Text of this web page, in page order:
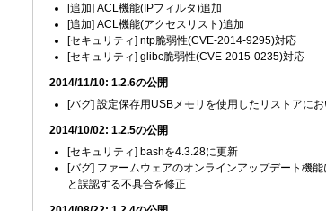
[追加] ACL機能(IPフィルタ)追加
[追加] ACL機能(アクセスリスト)追加
[セキュリティ] ntp脆弱性(CVE-2014-9295)対応
[セキュリティ] glibc脆弱性(CVE-2015-0235)対応
2014/11/10: 1.2.6の公開
[バグ] 設定保存用USBメモリを使用したリストアに
2014/10/02: 1.2.5の公開
[セキュリティ] bashを4.3.28に更新
[バグ] ファームウェアのオンラインアップデート機
と誤認する不具合を修正